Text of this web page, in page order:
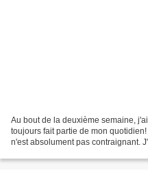
Au bout de la deuxième semaine,
toujours fait partie de mon
n'est absolument pas contraignant.